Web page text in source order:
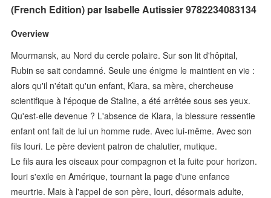
(French Edition) par Isabelle Autissier 9782234083134
Overview
Mourmansk, au Nord du cercle polaire. Sur son lit d'hôpital,
Rubin se sait condamné. Seule une énigme le maintient en vie :
alors qu'il n'était qu'un enfant, Klara, sa mère, chercheuse
scientifique à l'époque de Staline, a été arrêtée sous ses yeux.
Qu'est-elle devenue ? L'absence de Klara, la blessure ressentie
enfant ont fait de lui un homme rude. Avec lui-même. Avec son
fils Iouri. Le père devient patron de chalutier, mutique.
Le fils aura les oiseaux pour compagnon et la fuite pour horizon.
Iouri s'exile en Amérique, tournant la page d'une enfance
meurtrie. Mais à l'appel de son père, Iouri, désormais adulte,